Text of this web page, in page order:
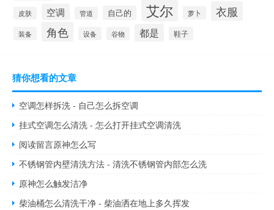
皮肤 空调 管道 自己的 艾尔 萝卜 衣服
装备 角色 设备 谷物 都是 鞋子
猜你想看的文章
空调怎样拆洗 - 自己怎么拆空调
挂式空调怎么清洗 - 怎么打开挂式空调清洗
阅读留言原神怎么写
不锈钢管内壁清洗方法 - 清洗不锈钢管内部怎么洗
原神怎么触发洁净
柴油桶怎么清洗干净 - 柴油洒在地上多久挥发